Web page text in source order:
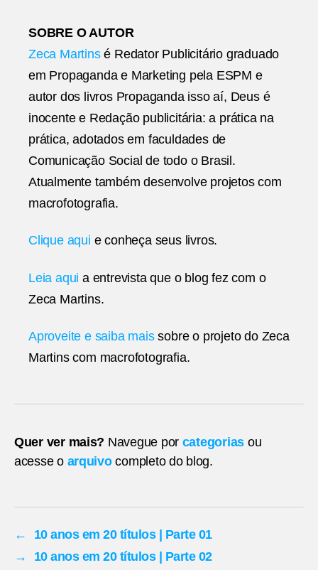
SOBRE O AUTOR
Zeca Martinsé Redator Publicitário graduado
em Propaganda e Marketing pela ESPM e
autor dos livros Propaganda isso aí, Deus é
inocente e Redação publicitária: a prática na
prática, adotados em faculdades de
Comunicação Social de todo o Brasil.
Atualmente também desenvolve projetos com
macrofotografia.
Clique aqui e conheça seus livros.
Leia aqui a entrevista que o blog fez com o
Zeca Martins.
Aproveite e saiba maissobre o projeto do Zeca
Martins com macrofotografia.
Quer ver mais? Navegue por categorias ou
acesse o arquivocompleto do blog.
←
10 anos em 20 títulos | Parte 01
→
10 anos em 20 títulos | Parte 02